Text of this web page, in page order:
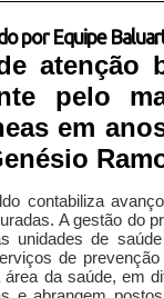
por Equipe
atenção
pelo
em
contabiliza
A gestão do
unidades de
de
área da saúde, em